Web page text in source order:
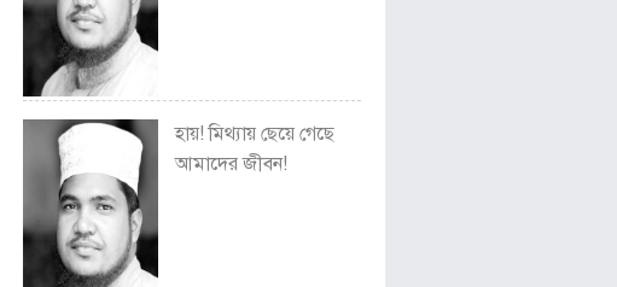
হায়! মিথ্যায় ছেয়ে গেছে
আমাদের জীবন!